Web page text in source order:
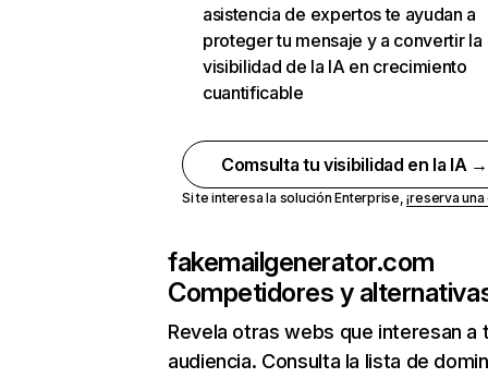
asistencia de expertos te ayudan a
proteger tu mensaje y a convertir la
visibilidad de la IA en crecimiento
cuantificable
Comsulta tu visibilidad en la IA →
Si te interesa la solución Enterprise,¡reserva
fakemailgenerator.com
Competidores y
Revela otras webs que interesan a
audiencia. Consulta la lista de